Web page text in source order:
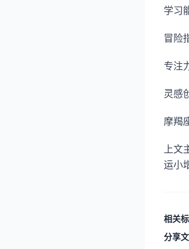
学习
冒险
专注
灵感
摩羯
上文
运小
相关标
分享文